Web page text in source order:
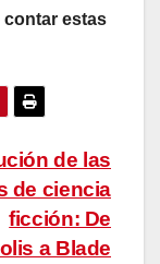
estas
de las
de ciencia
ficción: De
a Blade